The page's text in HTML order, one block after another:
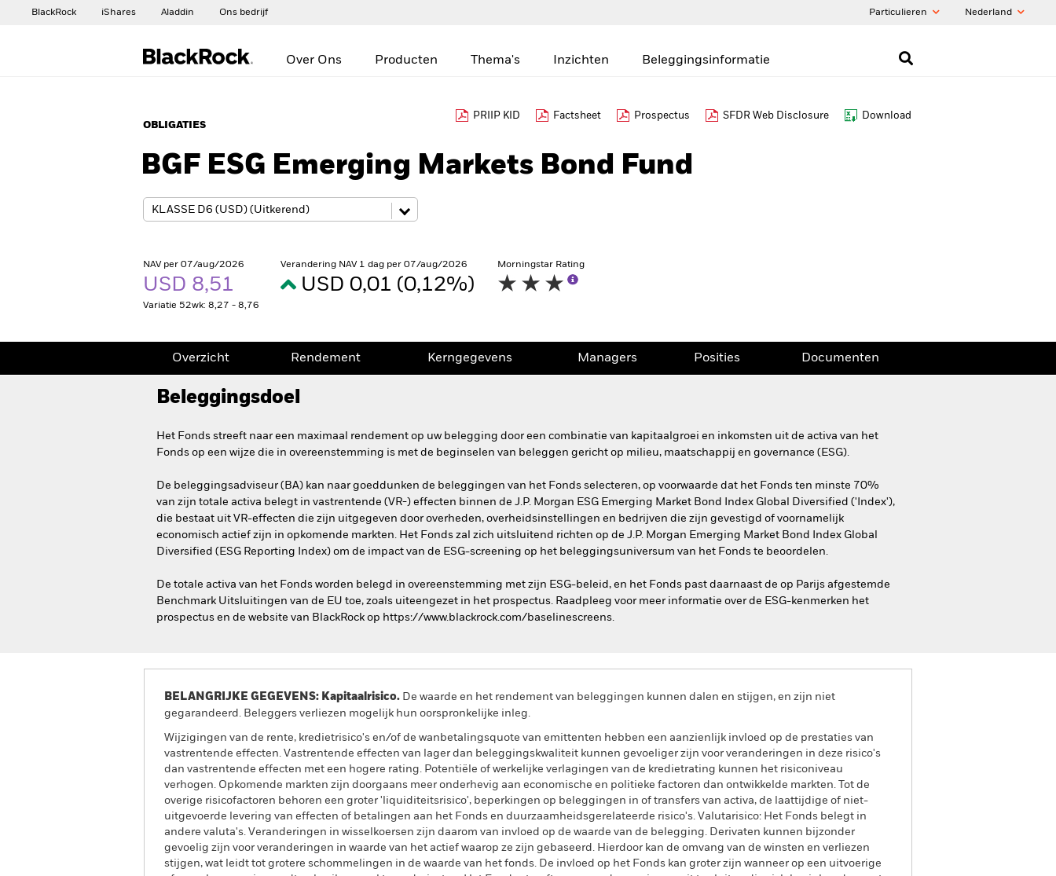
BlackRock iShares Aladdin Ons bedrijf Particulieren Nederland
Over Ons Producten Thema's Inzichten Beleggingsinformatie
OBLIGATIES
PRIIP KID Factsheet Prospectus SFDR Web Disclosure Download
BGF ESG Emerging Markets Bond Fund
NAV per 07/aug/2026
USD 8,51
Variatie 52wk: 8,27 - 8,76
Verandering NAV 1 dag per 07/aug/2026
USD 0,01 (0,12%)
Morningstar Rating
Overzicht Rendement Kerngegevens Managers Posities Documenten
Beleggingsdoel
Het Fonds streeft naar een maximaal rendement op uw belegging door een combinatie van kapitaalgroei en inkomsten uit de activa van het
Fonds op een wijze die in overeenstemming is met de beginselen van beleggen gericht op milieu, maatschappij en governance (ESG).
De beleggingsadviseur (BA) kan naar goeddunken de beleggingen van het Fonds selecteren, op voorwaarde dat het Fonds ten minste 70%
van zijn totale activa belegt in vastrentende (VR-) effecten binnen de J.P. Morgan ESG Emerging Market Bond Index Global Diversified ('Index'),
die bestaat uit VR-effecten die zijn uitgegeven door overheden, overheidsinstellingen en bedrijven die zijn gevestigd of voornamelijk
economisch actief zijn in opkomende markten. Het Fonds zal zich uitsluitend richten op de J.P. Morgan Emerging Market Bond Index Global
Diversified (ESG Reporting Index) om de impact van de ESG-screening op het beleggingsuniversum van het Fonds te beoordelen.
De totale activa van het Fonds worden belegd in overeenstemming met zijn ESG-beleid, en het Fonds past daarnaast de op Parijs afgestemde
Benchmark Uitsluitingen van de EU toe, zoals uiteengezet in het prospectus. Raadpleeg voor meer informatie over de ESG-kenmerken het
prospectus en de website van BlackRock op https://www.blackrock.com/baselinescreens.
BELANGRIJKE GEGEVENS: Kapitaalrisico. De waarde en het rendement van beleggingen kunnen dalen en stijgen, en zijn niet
gegarandeerd. Beleggers verliezen mogelijk hun oorspronkelijke inleg.
Wijzigingen van de rente, kredietrisico's en/of de wanbetalingsquote van emittenten hebben een aanzienlijk invloed op de prestaties van
vastrentende effecten. Vastrentende effecten van lager dan beleggingskwaliteit kunnen gevoeliger zijn voor veranderingen in deze risico's
dan vastrentende effecten met een hogere rating. Potentiële of werkelijke verlagingen van de kredietrating kunnen het risiconiveau
verhogen. Opkomende markten zijn doorgaans meer onderhevig aan economische en politieke factoren dan ontwikkelde markten. Tot de
overige risicofactoren behoren een groter 'liquiditeitsrisico', beperkingen op beleggingen in of transfers van activa, de laattijdige of niet-
uitgevoerde levering van effecten of betalingen aan het Fonds en duurzaamheidsgerelateerde risico's. Valutarisico: Het Fonds belegt in
andere valuta's. Veranderingen in wisselkoersen zijn daarom van invloed op de waarde van de belegging. Derivaten kunnen bijzonder
gevoelig zijn voor veranderingen in waarde van het actief waarop ze zijn gebaseerd. Hierdoor kan de omvang van de winsten en verliezen
stijgen, wat leidt tot grotere schommelingen in de waarde van het fonds. De invloed op het Fonds kan groter zijn wanneer op een uitvoerige